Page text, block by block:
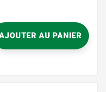
les niveaux d'encre
AU PANIER